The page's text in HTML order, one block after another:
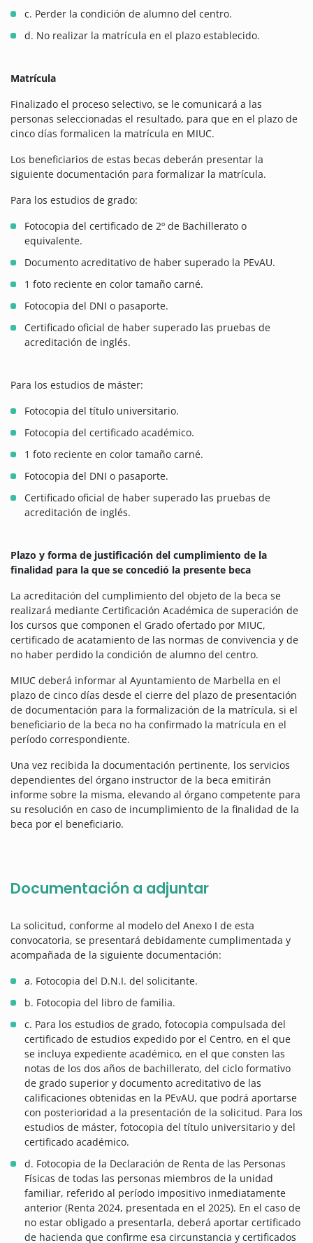
c. Perder la condición de alumno del centro.
d. No realizar la matrícula en el plazo establecido.
Matrícula
Finalizado el proceso selectivo, se le comunicará a las
personas seleccionadas el resultado, para que en el plazo de
cinco días formalicen la matrícula en MIUC.
Los beneficiarios de estas becas deberán presentar la
siguiente documentación para formalizar la matrícula.
Para los estudios de grado:
Fotocopia del certificado de 2º de Bachillerato o
equivalente.
Documento acreditativo de haber superado la PEvAU.
1 foto reciente en color tamaño carné.
Fotocopia del DNI o pasaporte.
Certificado oficial de haber superado las pruebas de
acreditación de inglés.
Para los estudios de máster:
Fotocopia del título universitario.
Fotocopia del certificado académico.
1 foto reciente en color tamaño carné.
Fotocopia del DNI o pasaporte.
Certificado oficial de haber superado las pruebas de
acreditación de inglés.
Plazo y forma de justificación del cumplimiento de la
finalidad para la que se concedió la presente beca
La acreditación del cumplimiento del objeto de la beca se
realizará mediante Certificación Académica de superación de
los cursos que componen el Grado ofertado por MIUC,
certificado de acatamiento de las normas de convivencia y de
no haber perdido la condición de alumno del centro.
MIUC deberá informar al Ayuntamiento de Marbella en el
plazo de cinco días desde el cierre del plazo de presentación
de documentación para la formalización de la matrícula, si el
beneficiario de la beca no ha confirmado la matrícula en el
período correspondiente.
Una vez recibida la documentación pertinente, los servicios
dependientes del órgano instructor de la beca emitirán
informe sobre la misma, elevando al órgano competente para
su resolución en caso de incumplimiento de la finalidad de la
beca por el beneficiario.
Documentación a adjuntar
La solicitud, conforme al modelo del Anexo I de esta
convocatoria, se presentará debidamente cumplimentada y
acompañada de la siguiente documentación:
a. Fotocopia del D.N.I. del solicitante.
b. Fotocopia del libro de familia.
c. Para los estudios de grado, fotocopia compulsada del
certificado de estudios expedido por el Centro, en el que
se incluya expediente académico, en el que consten las
notas de los dos años de bachillerato, del ciclo formativo
de grado superior y documento acreditativo de las
calificaciones obtenidas en la PEvAU, que podrá aportarse
con posterioridad a la presentación de la solicitud. Para los
estudios de máster, fotocopia del título universitario y del
certificado académico.
d. Fotocopia de la Declaración de Renta de las Personas
Físicas de todas las personas miembros de la unidad
familiar, referido al período impositivo inmediatamente
anterior (Renta 2024, presentada en el 2025). En el caso de
no estar obligado a presentarla, deberá aportar certificado
de hacienda que confirme esa circunstancia y certificados